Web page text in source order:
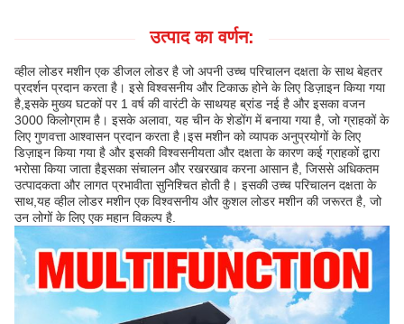
उत्पाद का वर्णन:
व्हील लोडर मशीन एक डीजल लोडर है जो अपनी उच्च परिचालन दक्षता के साथ बेहतर
प्रदर्शन प्रदान करता है। इसे विश्वसनीय और टिकाऊ होने के लिए डिज़ाइन किया गया
है,इसके मुख्य घटकों पर 1 वर्ष की वारंटी के साथयह ब्रांड नई है और इसका वजन
3000 किलोग्राम है। इसके अलावा, यह चीन के शेडोंग में बनाया गया है, जो ग्राहकों के
लिए गुणवत्ता आश्वासन प्रदान करता है।इस मशीन को व्यापक अनुप्रयोगों के लिए
डिज़ाइन किया गया है और इसकी विश्वसनीयता और दक्षता के कारण कई ग्राहकों द्वारा
भरोसा किया जाता हैइसका संचालन और रखरखाव करना आसान है, जिससे अधिकतम
उत्पादकता और लागत प्रभावीता सुनिश्चित होती है। इसकी उच्च परिचालन दक्षता के
साथ,यह व्हील लोडर मशीन एक विश्वसनीय और कुशल लोडर मशीन की जरूरत है, जो
उन लोगों के लिए एक महान विकल्प है.